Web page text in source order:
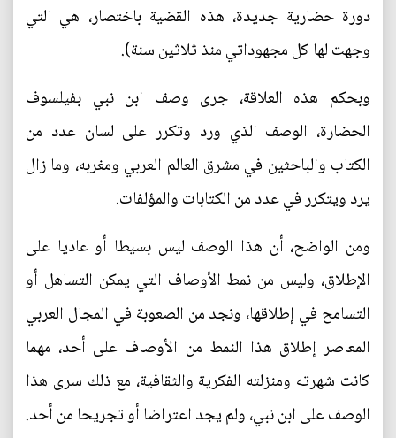
دورة حضارية جديدة، هذه القضية باختصار، هي التي
وجهت لها كل مجهوداتي منذ ثلاثين سنة).
وبحكم هذه العلاقة، جرى وصف ابن نبي بفيلسوف
الحضارة، الوصف الذي ورد وتكرر على لسان عدد من
الكتاب والباحثين في مشرق العالم العربي ومغربه، وما زال
يرد ويتكرر في عدد من الكتابات والمؤلفات.
ومن الواضح، أن هذا الوصف ليس بسيطا أو عاديا على
الإطلاق، وليس من نمط الأوصاف التي يمكن التساهل أو
التسامح في إطلاقها، ونجد من الصعوبة في المجال العربي
المعاصر إطلاق هذا النمط من الأوصاف على أحد، مهما
كانت شهرته ومنزلته الفكرية والثقافية، مع ذلك سرى هذا
الوصف على ابن نبي، ولم يجد اعتراضا أو تجريحا من أحد.